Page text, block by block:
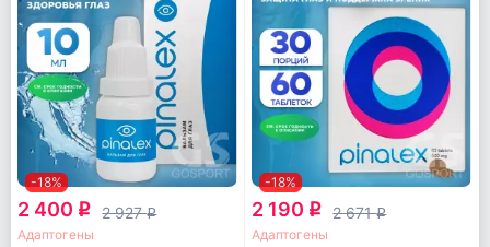
-18%
2 400 q 2 927q
Адаптогены
-18%
2 190 q 2 671q
Адаптогены